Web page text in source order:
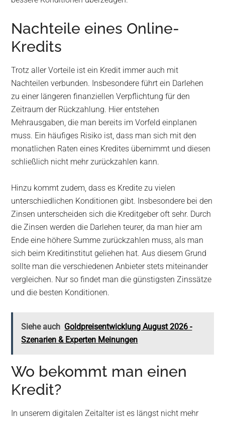
Nachteile eines Online-
Kredits
Trotz aller Vorteile ist ein Kredit immer auch mit
Nachteilen verbunden. Insbesondere führt ein Darlehen
zu einer längeren finanziellen Verpflichtung für den
Zeitraum der Rückzahlung. Hier entstehen
Mehrausgaben, die man bereits im Vorfeld einplanen
muss. Ein häufiges Risiko ist, dass man sich mit den
monatlichen Raten eines Kredites übernimmt und diesen
schließlich nicht mehr zurückzahlen kann.
Hinzu kommt zudem, dass es Kredite zu vielen
unterschiedlichen Konditionen gibt. Insbesondere bei den
Zinsen unterscheiden sich die Kreditgeber oft sehr. Durch
die Zinsen werden die Darlehen teurer, da man hier am
Ende eine höhere Summe zurückzahlen muss, als man
sich beim Kreditinstitut geliehen hat. Aus diesem Grund
sollte man die verschiedenen Anbieter stets miteinander
vergleichen. Nur so findet man die günstigsten Zinssätze
und die besten Konditionen.
Siehe auch Goldpreisentwicklung August 2026 -
Szenarien & Experten Meinungen
Wo bekommt man einen
Kredit?
In unserem digitalen Zeitalter ist es längst nicht mehr